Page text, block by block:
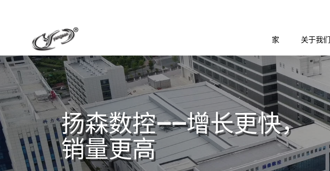
家 关于我们
扬森数控——增长更快，
销量更高